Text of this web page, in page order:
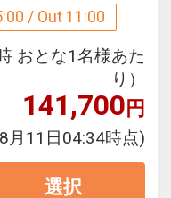
食付プラン」
を
【食事条
え、予約にお進
/ Out 11:00
おとな1名様あた
り）
141,700円
月11日04:34時点)
選択